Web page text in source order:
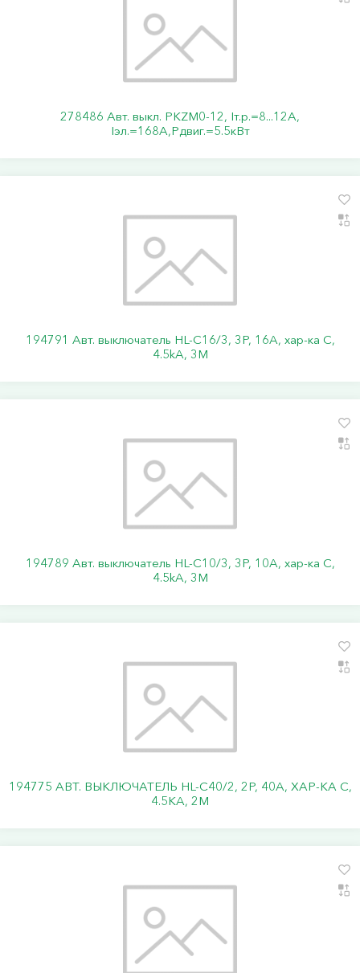
278486 Авт. выкл. PKZM0-12, Iт.р.=8...12А,
Iэл.=168А,Pдвиг.=5.5кВт
194791 Авт. выключатель HL-C16/3, 3P, 16A, хар-ка C,
4.5kA, 3M
194789 Авт. выключатель HL-C10/3, 3P, 10A, хар-ка C,
4.5kA, 3M
194775 АВТ. ВЫКЛЮЧАТЕЛЬ HL-C40/2, 2P, 40A, ХАР-КА C,
4.5KA, 2M